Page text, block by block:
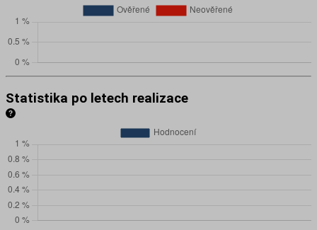
Statistika po letech realizace